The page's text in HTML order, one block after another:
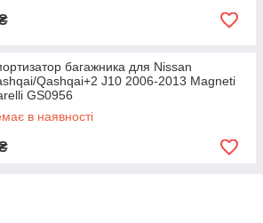
багажника для Nissan
Qashqai+2 J10 2006-2013 Magneti
GS0956
в наявності